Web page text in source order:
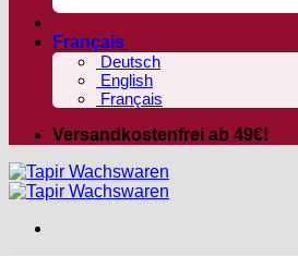
Français
Deutsch
English
Français
Versandkostenfrei ab 49€!